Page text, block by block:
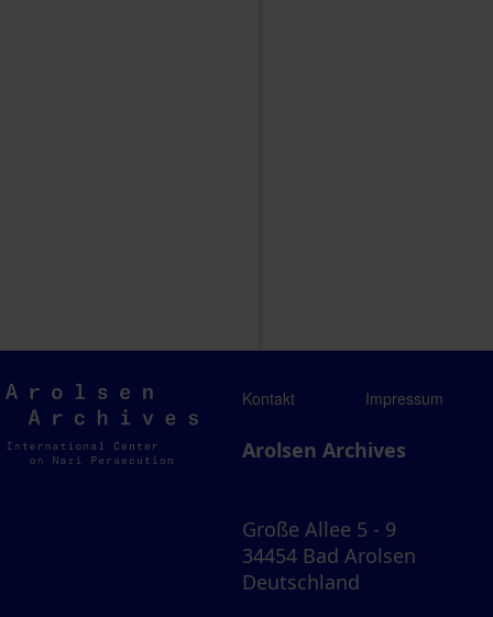
Arolsen
Archives
Kontakt Impressum
Arolsen Archives
Große Allee 5 - 9
34454 Bad Arolsen
Deutschland